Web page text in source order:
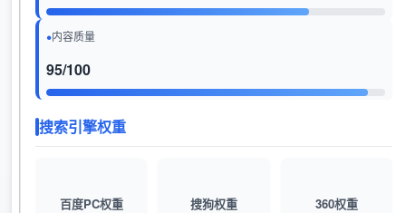
内容质量
95/100
搜索引擎权重
百度PC权重 搜狗权重 360权重